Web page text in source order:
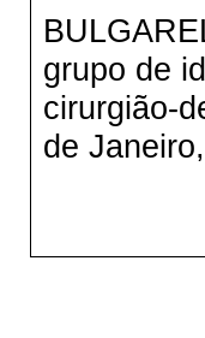
grupo de
cirurgião-
de